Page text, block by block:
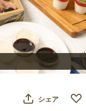
シェア